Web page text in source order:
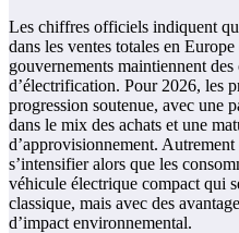
Les chiffres officiels indiquent
dans les ventes totales en
gouvernements maintiennent
d’électrification. Pour 2026, les
progression soutenue, avec une
dans le mix des achats et une
d’approvisionnement.
s’intensifier alors que les
véhicule électrique compact qui
classique, mais avec des
d’impact environnemental.